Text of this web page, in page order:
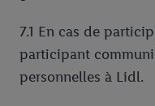
7.1 En cas de
participant
personnelles à Lidl.